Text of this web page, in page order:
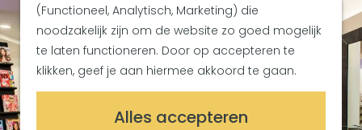
(Functioneel, Analytisch, Marketing) die
noodzakelijk zijn om de website zo goed mogelijk
te laten functioneren. Door op accepteren te
klikken, geef je aan hiermee akkoord te gaan.
Alles accepteren
r
d
e
h
o
n
Plan je bezoek
Bereikbaarheid
Overnachten
Plan op de kaart